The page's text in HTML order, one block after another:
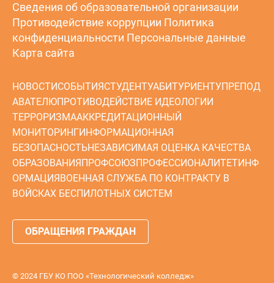
Сведения об образовательной организации
Противодействие коррупции Политика
конфиденциальности Персональные данные
Карта сайта
НОВОСТИСОБЫТИЯСТУДЕНТУАБИТУРИЕНТУПРЕПОД
АВАТЕЛЮПРОТИВОДЕЙСТВИЕ ИДЕОЛОГИИ
ТЕРРОРИЗМААККРЕДИТАЦИОННЫЙ
МОНИТОРИНГИНФОРМАЦИОННАЯ
БЕЗОПАСНОСТЬНЕЗАВИСИМАЯ ОЦЕНКА КАЧЕСТВА
ОБРАЗОВАНИЯПРОФСОЮЗПРОФЕССИОНАЛИТЕТИНФ
ОРМАЦИЯВОЕННАЯ СЛУЖБА ПО КОНТРАКТУ В
ВОЙСКАХ БЕСПИЛОТНЫХ СИСТЕМ
ОБРАЩЕНИЯ ГРАЖДАН
© 2024 ГБУ КО ПОО «Технологический колледж»